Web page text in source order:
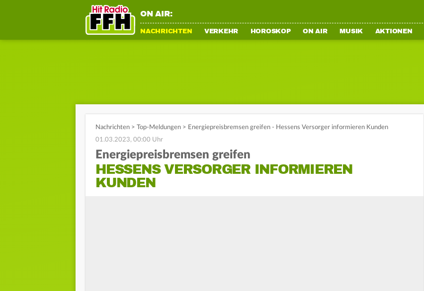
ON AIR:
NACHRICHTEN VERKEHR HOROSKOP ON AIR MUSIK AKTIONEN
Nachrichten > Top-Meldungen > Energiepreisbremsen greifen - Hessens Versorger informieren Kunden
01.03.2023, 00:00 Uhr
Energiepreisbremsen greifen
HESSENS VERSORGER INFORMIEREN
KUNDEN